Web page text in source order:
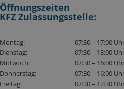
Öffnungszeiten
KFZ Zulassungsstelle:
Montag:
07:30 – 17:00 Uhr
Dienstag:
07:30 – 13:00 Uhr
Mittwoch:
07:30 – 16:00 Uhr
Donnerstag:
07:30 – 16:00 Uhr
Freitag:
07:30 – 12:30 Uhr